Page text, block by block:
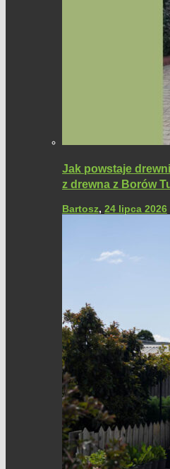
Jak powstaje
z drewna z Borów
Bartosz, 24 lipca 2026